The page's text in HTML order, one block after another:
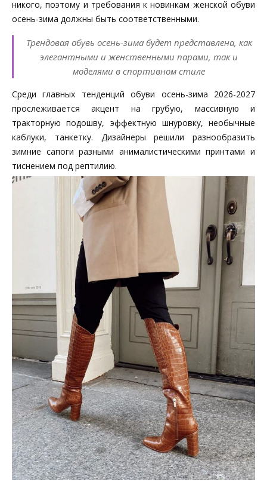
никого, поэтому и требования к новинкам женской обуви
осень-зима должны быть соответственными.
Трендовая обувь осень-зима будет представлена, как
элегантными и женственными парами, так и
моделями в спортивном стиле
Среди главных тенденций обуви осень-зима 2026-2027
прослеживается акцент на грубую, массивную и
тракторную подошву, эффектную шнуровку, необычные
каблуки, танкетку. Дизайнеры решили разнообразить
зимние сапоги разными анималистическими принтами и
тиснением под рептилию.